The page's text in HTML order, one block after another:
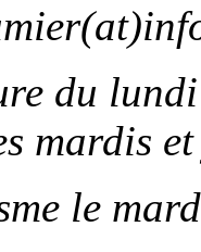
du
mardis
le